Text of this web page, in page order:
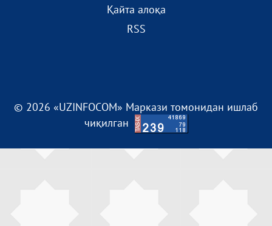
Қайта алоқа
RSS
© 2026 «UZINFOCOM» Маркази томонидан ишлаб
чиқилган